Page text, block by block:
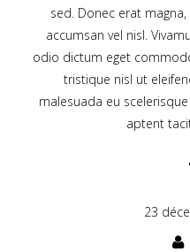
sed. Donec erat
accumsan vel nisl.
odio dictum eget
tristique nisl ut
malesuada eu
aptent
23